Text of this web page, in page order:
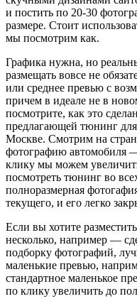
и постить по 20-30
размере. Стоит
мы посмотрим как.
Графика нужна, но
размещать вовсе не
или среднее превью с
причем в идеале не в
посмотрите, как это
предлагающей тюнинг
Москве. Смотрим на
фотографию автомобиля
клику мы можем
посмотреть тюнинг во
полноразмерная
текущего, и его легко
Если вы хотите
несколько, например —
подборку фотографий,
маленькие превью,
стандартное маленькое
по клику увеличить до